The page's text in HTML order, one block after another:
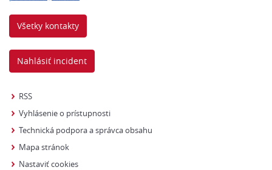
Všetky kontakty
Nahlásiť incident
RSS
Vyhlásenie o prístupnosti
Technická podpora a správca obsahu
Mapa stránok
Nastaviť cookies